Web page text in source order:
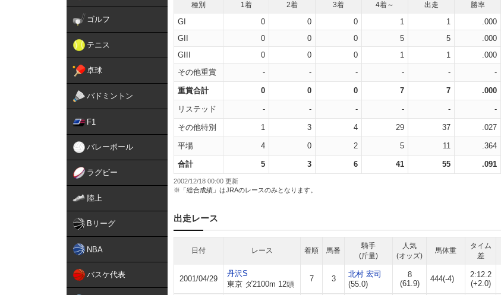
ゴルフ
テニス
卓球
バドミントン
F1
バレーボール
ラグビー
陸上
Bリーグ
NBA
バスケ代表
種別 1着 2着 3着 4着～ 出走 勝率
GI 0 0 0 1 1 .000
GII
0 0 0 5 5 .000
GIII
0 0 0 1 1 .000
その他重賞
- - - - - -
重賞合計 0 0 0 7 7 .000
リステッド - - - - - -
その他特別 1 3 4 29 37 .027
平場 4 0 2 5 11 .364
合計 5 3 6 41 55 .091
2002/12/18 00:00 更新
※「総合成績」はJRAのレースのみとなります。
出走レース
日付 レース 着順 馬番
騎手
(斤量)
人気
(オッズ)
馬体重
タイム
差
2001/04/29
丹沢S
東京 ダ2100m 12頭
7 3
北村 宏司
(55.0)
8
(61.9)
444(-4)
2:12.2
(+2.0)